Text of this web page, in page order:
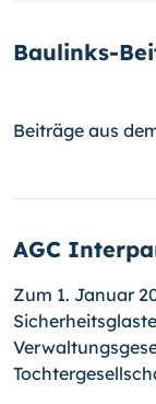
Baulinks-
Beiträge aus
AGC
Zum 1. Januar